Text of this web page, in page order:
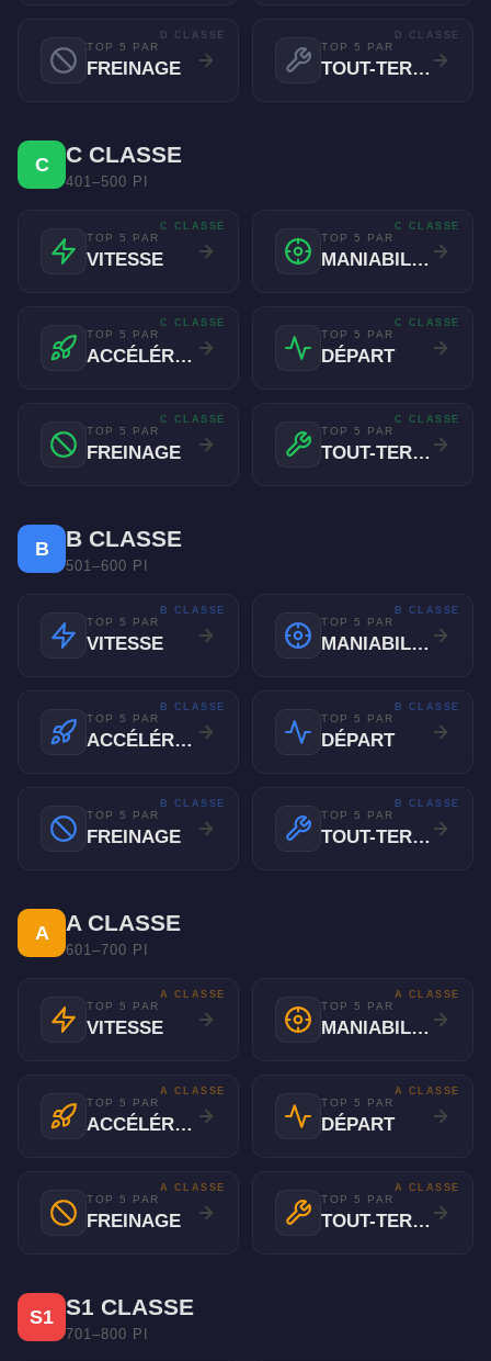
TOP 5 PAR
FREINAGE
D CLASSE
TOP 5 PAR
TOUT-TERRAIN
D CLASSE
C C CLASSE
401–500 PI
TOP 5 PAR
VITESSE
C CLASSE
TOP 5 PAR
MANIABILITÉ
C CLASSE
TOP 5 PAR
ACCÉLÉRATION
C CLASSE
TOP 5 PAR
DÉPART
C CLASSE
TOP 5 PAR
FREINAGE
C CLASSE
TOP 5 PAR
TOUT-TERRAIN
C CLASSE
B B CLASSE
501–600 PI
TOP 5 PAR
VITESSE
B CLASSE
TOP 5 PAR
MANIABILITÉ
B CLASSE
TOP 5 PAR
ACCÉLÉRATION
B CLASSE
TOP 5 PAR
DÉPART
B CLASSE
TOP 5 PAR
FREINAGE
B CLASSE
TOP 5 PAR
TOUT-TERRAIN
B CLASSE
A A CLASSE
601–700 PI
TOP 5 PAR
VITESSE
A CLASSE
TOP 5 PAR
MANIABILITÉ
A CLASSE
TOP 5 PAR
ACCÉLÉRATION
A CLASSE
TOP 5 PAR
DÉPART
A CLASSE
TOP 5 PAR
FREINAGE
A CLASSE
TOP 5 PAR
TOUT-TERRAIN
A CLASSE
S1 S1 CLASSE
701–800 PI